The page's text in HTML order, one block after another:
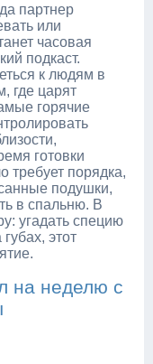
партнер
или
часовая
подкаст.
к людям в
где царят
горячие
готовки
требует порядка,
подушки,
в спальню. В
угадать специю
этот
на неделю с